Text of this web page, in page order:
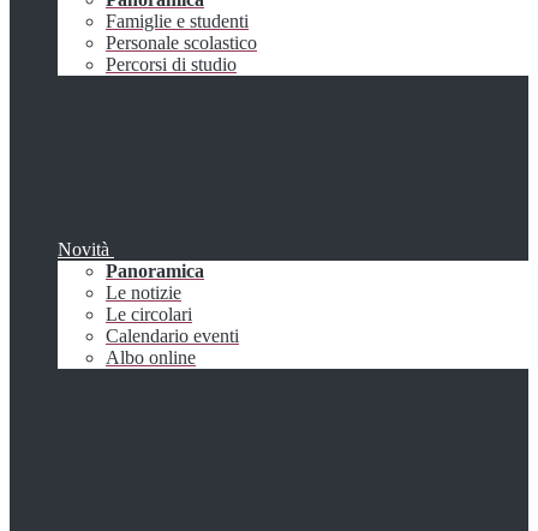
Famiglie e studenti
Personale scolastico
Percorsi di studio
Novità
Panoramica
Le notizie
Le circolari
Calendario eventi
Albo online